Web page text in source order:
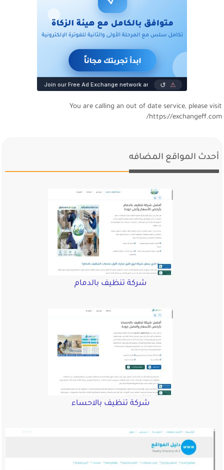
You are calling an out of date service, please visit
https://exchangeff.com/
أحدث المواقع المضافه
شركة تنظيف بالدمام
شركة تنظيف بالاحساء